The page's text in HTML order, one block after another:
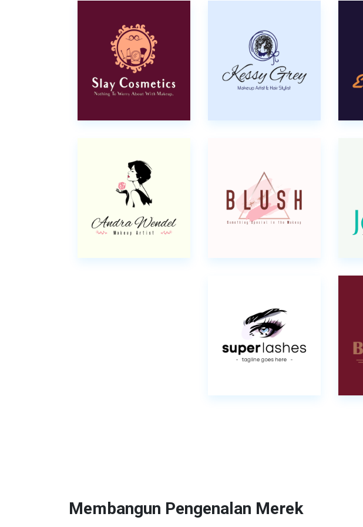
Membangun Pengenalan Merek